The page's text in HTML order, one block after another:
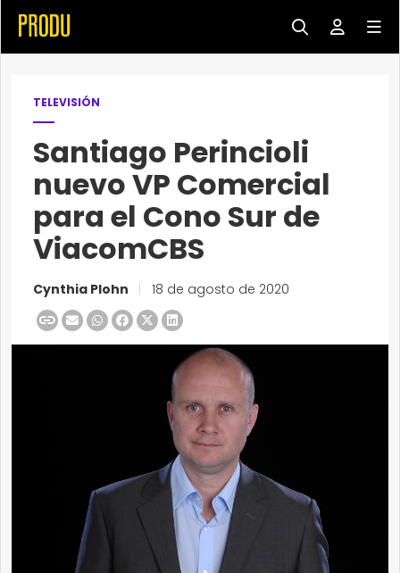
TELEVISIÓN
Santiago Perincioli
nuevo VP Comercial
para el Cono Sur de
ViacomCBS
Cynthia Plohn 18 de agosto de 2020